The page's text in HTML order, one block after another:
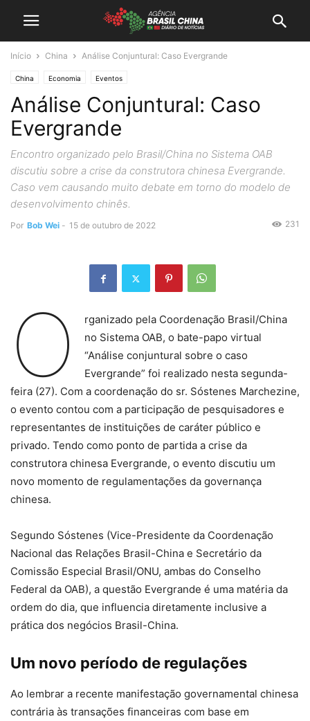
Início China Análise Conjuntural: Caso Evergrande
China Economia Eventos
Análise Conjuntural: Caso
Evergrande
Encontro organizado pelo Brasil/China no Sistema OAB
discutiu sobre a crise da construtora chinesa Evergrande.
Caso vem causando muito debate em torno do modelo de
desenvolvimento chinês.
Por Bob Wei - 15 de outubro de 2022 231
O
rganizado pela Coordenação Brasil/China
no Sistema OAB, o bate-papo virtual
“Análise conjuntural sobre o caso
Evergrande” foi realizado nesta segunda-
feira (27). Com a coordenação do sr. Sóstenes Marchezine,
o evento contou com a participação de pesquisadores e
representantes de instituições de caráter público e
privado. Tendo como ponto de partida a crise da
construtora chinesa Evergrande, o evento discutiu um
novo momento de regulamentações da governança
chinesa.
Segundo Sóstenes (Vice-Presidente da Coordenação
Nacional das Relações Brasil-China e Secretário da
Comissão Especial Brasil/ONU, ambas do Conselho
Federal da OAB), a questão Evergrande é uma matéria da
ordem do dia, que influencia diretamente inclusive a
prática dos negócios Brasil-China.
Um novo período de regulações
Ao lembrar a recente manifestação governamental chinesa
contrária às transações financeiras com base em